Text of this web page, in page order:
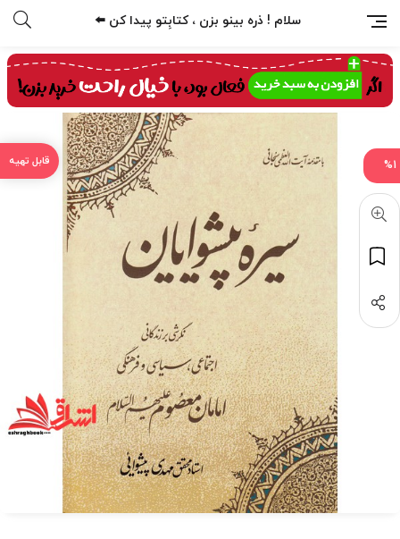
سلام ! ذره بینو بزن ، کتابِتو پیدا کن ⬅️